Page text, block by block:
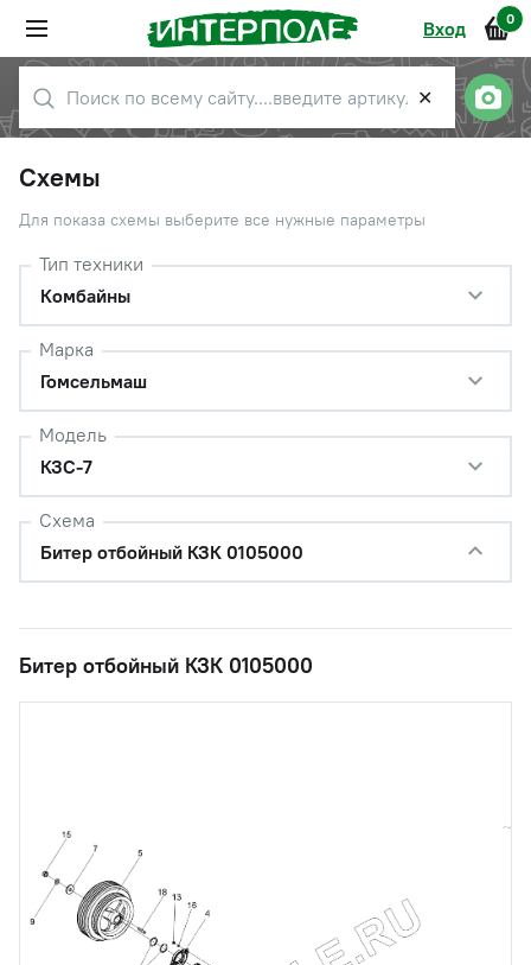
Вход 0
✕
Схемы
Для показа схемы выберите все нужные параметры
Тип техники
Комбайны
Марка
Гомсельмаш
Модель
КЗС-7
Схема
Битер отбойный КЗК 0105000
Битер отбойный КЗК 0105000